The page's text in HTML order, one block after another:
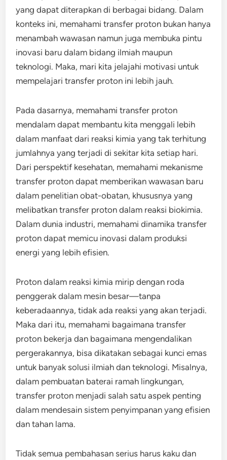
yang dapat diterapkan di berbagai bidang. Dalam
konteks ini, memahami transfer proton bukan hanya
menambah wawasan namun juga membuka pintu
inovasi baru dalam bidang ilmiah maupun
teknologi. Maka, mari kita jelajahi motivasi untuk
mempelajari transfer proton ini lebih jauh.
Pada dasarnya, memahami transfer proton
mendalam dapat membantu kita menggali lebih
dalam manfaat dari reaksi kimia yang tak terhitung
jumlahnya yang terjadi di sekitar kita setiap hari.
Dari perspektif kesehatan, memahami mekanisme
transfer proton dapat memberikan wawasan baru
dalam penelitian obat-obatan, khususnya yang
melibatkan transfer proton dalam reaksi biokimia.
Dalam dunia industri, memahami dinamika transfer
proton dapat memicu inovasi dalam produksi
energi yang lebih efisien.
Proton dalam reaksi kimia mirip dengan roda
penggerak dalam mesin besar—tanpa
keberadaannya, tidak ada reaksi yang akan terjadi.
Maka dari itu, memahami bagaimana transfer
proton bekerja dan bagaimana mengendalikan
pergerakannya, bisa dikatakan sebagai kunci emas
untuk banyak solusi ilmiah dan teknologi. Misalnya,
dalam pembuatan baterai ramah lingkungan,
transfer proton menjadi salah satu aspek penting
dalam mendesain sistem penyimpanan yang efisien
dan tahan lama.
Tidak semua pembahasan serius harus kaku dan